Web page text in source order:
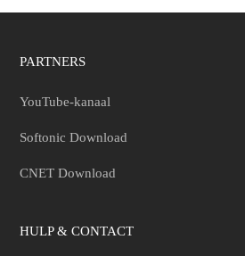
PARTNERS
YouTube-kanaal
Softonic Download
CNET Download
HULP & CONTACT